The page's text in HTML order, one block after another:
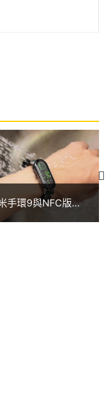
顏色選擇，同時
費者可以隨著自
提供最長達 14 天
感測器，具備全
血氧飽和度測量、
SpO2 血氧偵測可
知，隨時注意用戶
上運動模式，搭配
戶的運動資訊，
手環9與NFC版疑
通過中國認證 4月可